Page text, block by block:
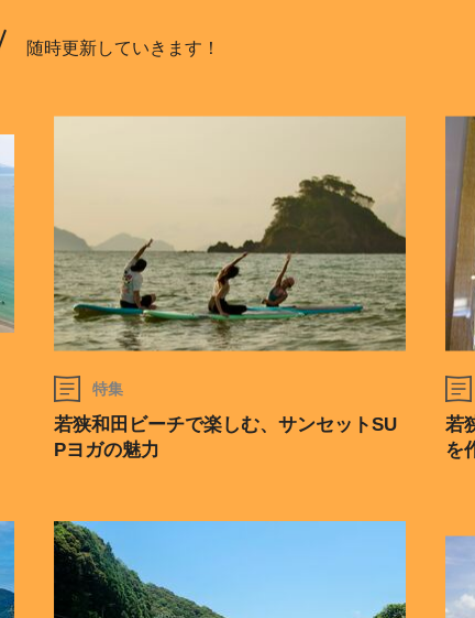
随時更新していきます！
特集
若狭和田ビーチで楽しむ、サンセットSU
Pヨガの魅力
若
を